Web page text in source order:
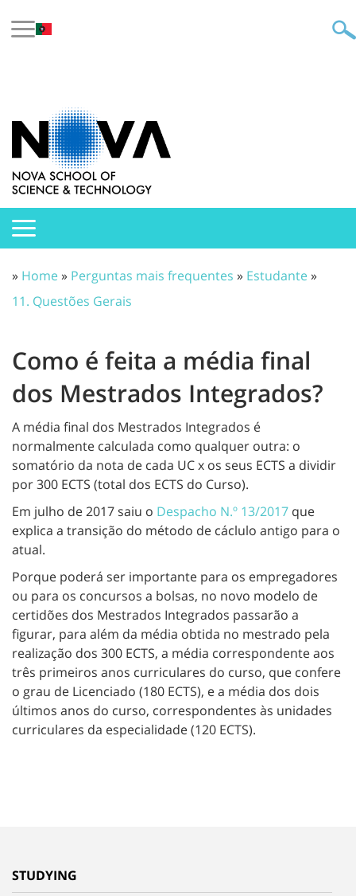
» Home» Perguntas mais frequentes » Estudante»
11. Questões Gerais
Como é feita a média final
dos Mestrados Integrados?
A média final dos Mestrados Integrados é
normalmente calculada como qualquer outra: o
somatório da nota de cada UC x os seus ECTS a dividir
por 300 ECTS (total dos ECTS do Curso).
Em julho de 2017 saiu o Despacho N.º 13/2017 que
explica a transição do método de cáclulo antigo para o
atual.
Porque poderá ser importante para os empregadores
ou para os concursos a bolsas, no novo modelo de
certidões dos Mestrados Integrados passarão a
figurar, para além da média obtida no mestrado pela
realização dos 300 ECTS, a média correspondente aos
três primeiros anos curriculares do curso, que confere
o grau de Licenciado (180 ECTS), e a média dos dois
últimos anos do curso, correspondentes às unidades
curriculares da especialidade (120 ECTS).
STUDYING